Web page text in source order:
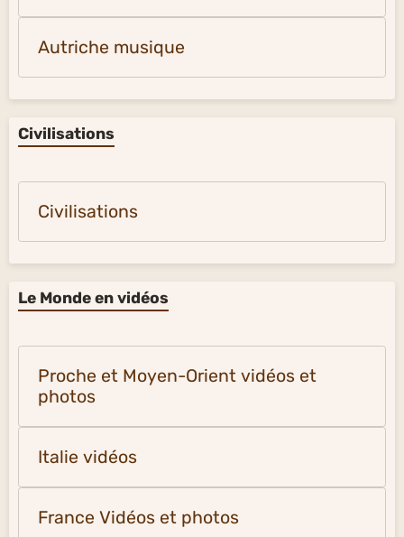
Autriche musique
Civilisations
Civilisations
Le Monde en vidéos
Proche et Moyen-Orient vidéos et
photos
Italie vidéos
France Vidéos et photos